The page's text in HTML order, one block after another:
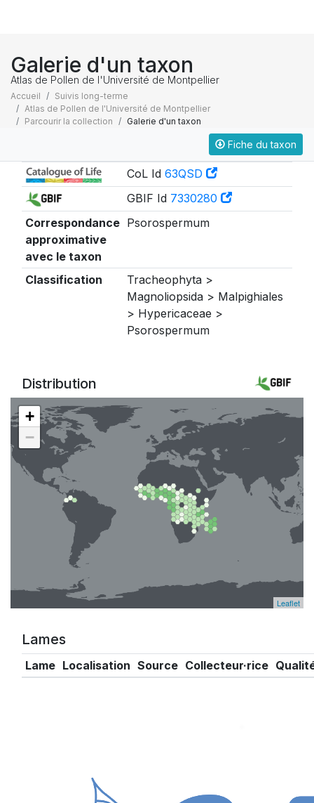
Galerie d'un taxon
Atlas de Pollen de l'Université de Montpellier
Accueil
Suivis long-terme
Atlas de Pollen de l'Université de Montpellier
Parcourir la collection
Galerie d'un taxon
Fiche du taxon
CoL Id 63QSD
GBIF Id 7330280
Correspondance
approximative
avec le taxon
Psorospermum
Classification
Tracheophyta >
Magnoliopsida > Malpighiales
> Hypericaceae >
Psorospermum
Distribution
+
−
Leaflet
Lames
Lame Localisation Source Collecteur·rice